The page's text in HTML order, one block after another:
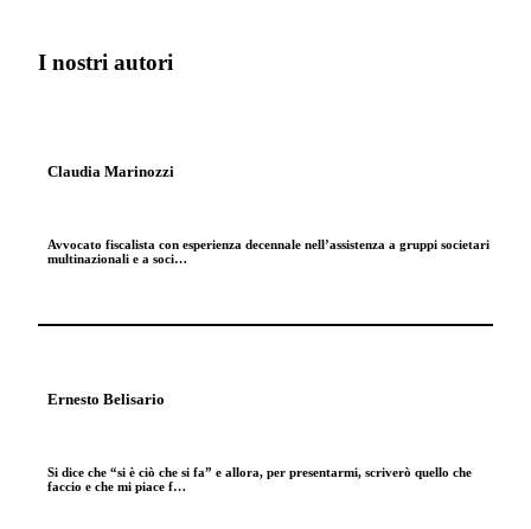
I nostri autori
Claudia Marinozzi
Avvocato fiscalista con esperienza decennale nell’assistenza a gruppi societari
multinazionali e a soci…
Ernesto Belisario
Si dice che “si è ciò che si fa” e allora, per presentarmi, scriverò quello che
faccio e che mi piace f…